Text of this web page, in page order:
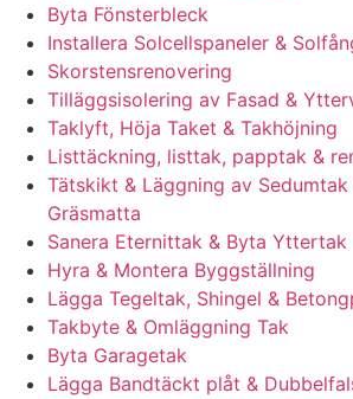
Byta Fönsterbleck
Installera Solcellspaneler &
Skorstensrenovering
Tilläggsisolering av Fasad &
Taklyft, Höja Taket & Takhöjning
Listtäckning, listtak, papptak &
Tätskikt & Läggning av
Gräsmatta
Sanera Eternittak & Byta Yttertak
Hyra & Montera Byggställning
Lägga Tegeltak, Shingel &
Takbyte & Omläggning Tak
Byta Garagetak
Lägga Bandtäckt plåt &